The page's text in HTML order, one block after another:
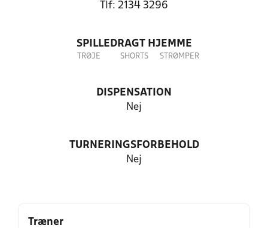
Tlf: 2134 3296
SPILLEDRAGT HJEMME
TRØJE SHORTS STRØMPER
DISPENSATION
Nej
TURNERINGSFORBEHOLD
Nej
Træner